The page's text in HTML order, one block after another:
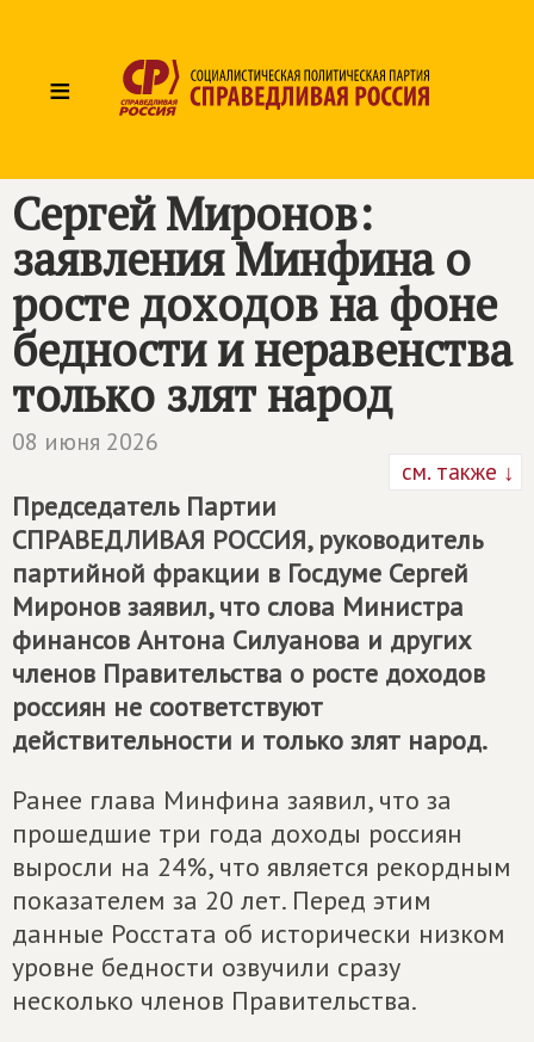
≡
Сергей Миронов:
заявления Минфина о
росте доходов на фоне
бедности и неравенства
только злят народ
08 июня 2026
см. также ↓
Председатель Партии
СПРАВЕДЛИВАЯ РОССИЯ, руководитель
партийной фракции в Госдуме Сергей
Миронов заявил, что слова Министра
финансов Антона Силуанова и других
членов Правительства о росте доходов
россиян не соответствуют
действительности и только злят народ.
Ранее глава Минфина заявил, что за
прошедшие три года доходы россиян
выросли на 24%, что является рекордным
показателем за 20 лет. Перед этим
данные Росстата об исторически низком
уровне бедности озвучили сразу
несколько членов Правительства.